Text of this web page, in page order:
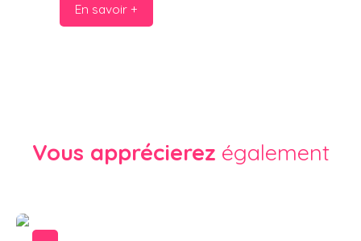
En savoir +
Vous apprécierez également